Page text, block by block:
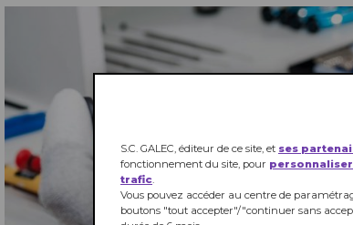
S.C. GALEC, éditeur de ce site, et ses
fonctionnement du site, pour
trafic.
Vous pouvez accéder au centre de
boutons "tout accepter"/"continuer sans